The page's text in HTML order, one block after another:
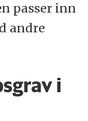
passer inn
andre
i